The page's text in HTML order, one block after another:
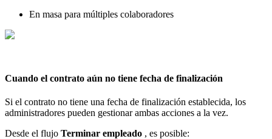
En masa para múltiples colaboradores
Cuando el contrato aún no tiene fecha de finalización
Si el contrato no tiene una fecha de finalización establecida, los
administradores pueden gestionar ambas acciones a la vez.
Desde el flujo Terminar empleado , es posible: